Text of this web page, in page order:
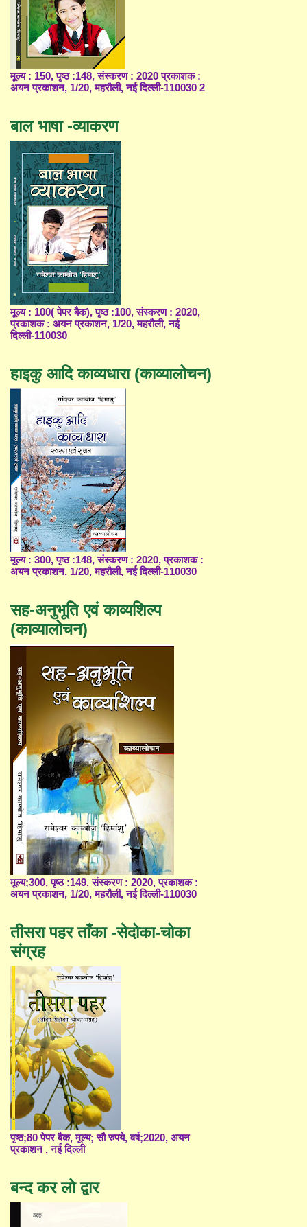
मूल्य : 150, पृष्ठ :148, संस्करण : 2020 प्रकाशक :
अयन प्रकाशन, 1/20, महरौली, नई दिल्ली-110030 2
बाल भाषा -व्याकरण
मूल्य : 100( पेपर बैक), पृष्ठ :100, संस्करण : 2020,
प्रकाशक : अयन प्रकाशन, 1/20, महरौली, नई
दिल्ली-110030
हाइकु आदि काव्यधारा (काव्यालोचन)
मूल्य : 300, पृष्ठ :148, संस्करण : 2020, प्रकाशक :
अयन प्रकाशन, 1/20, महरौली, नई दिल्ली-110030
सह-अनुभूति एवं काव्यशिल्प
(काव्यालोचन)
मूल्य;300, पृष्ठ :149, संस्करण : 2020, प्रकाशक :
अयन प्रकाशन, 1/20, महरौली, नई दिल्ली-110030
तीसरा पहर ताँका -सेदोका-चोका
संग्रह
पृष्ठ;80 पेपर बैक, मूल्य; सौ रुपये, वर्ष;2020, अयन
प्रकाशन , नई दिल्ली
बन्द कर लो द्वार